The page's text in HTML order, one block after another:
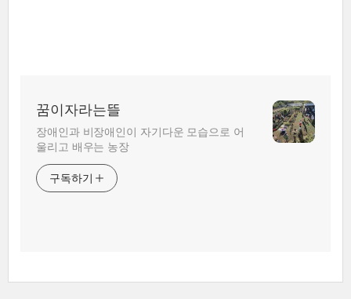
꿈이자라는뜰
장애인과 비장애인이 자기다운 모습으로 어
울리고 배우는 농장
구독하기